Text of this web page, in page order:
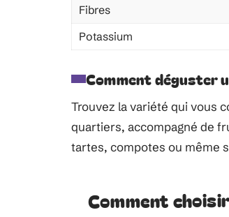
Fibres
Potassium
Comment déguster
Trouvez la variété qui vous
quartiers, accompagné de
tartes, compotes ou même
Comment